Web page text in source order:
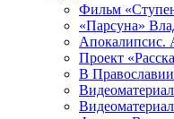
Фильм
«Парсуна»
Апокалипсис.
Проект
В